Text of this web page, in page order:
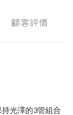
顧客評價
光澤的3管組合